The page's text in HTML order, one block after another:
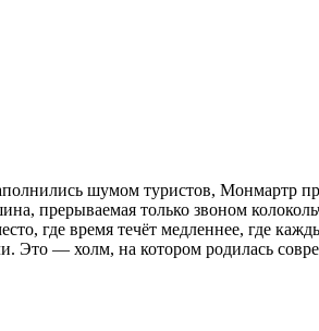
шумом туристов, Монмартр
прерываемая только звоном
где время течёт медленнее, где
Это — холм, на котором родилась